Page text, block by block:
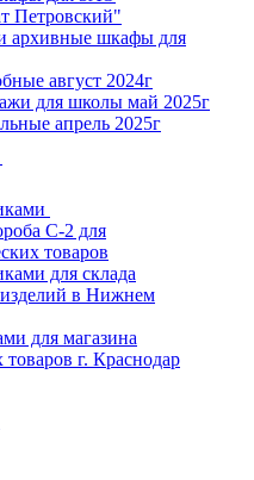
Петровский"
архивные шкафы для
август 2024г
для школы май 2025г
апрель 2025г
С-2 для
товаров
для склада
в Нижнем
для магазина
товаров г. Краснодар